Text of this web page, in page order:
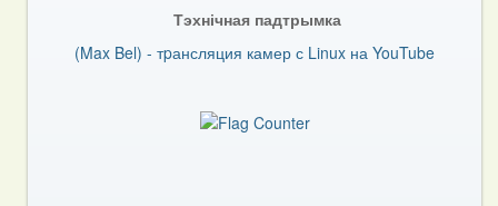
Тэхнічная падтрымка
(Max Bel) - тpансляция камер с Linux на YouTube